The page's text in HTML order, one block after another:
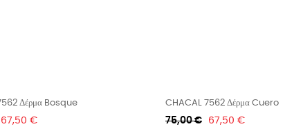
Δέρμα Bosque
Τιμή
67,50 €
CHACAL 7562 Δέρμα Cuero
Κανονική
75,00 € Τιμή
67,50 €